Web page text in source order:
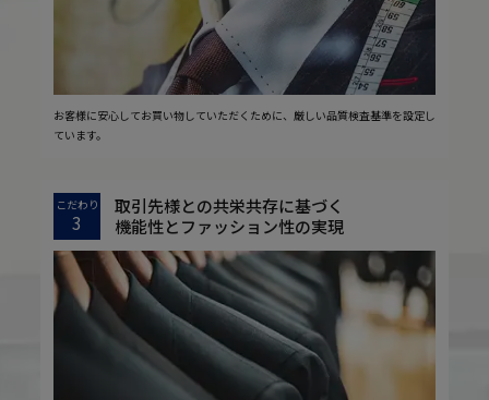
お客様に安心してお買い物していただくために、厳しい品質検査基準を設定し
ています。
こだわり
3
取引先様との共栄共存に基づく
機能性とファッション性の実現